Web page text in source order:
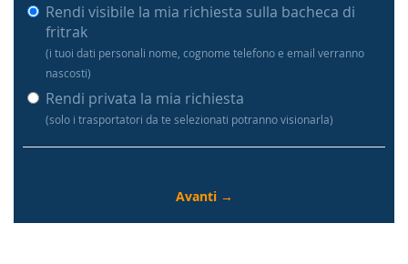
Rendi visibile la mia richiesta sulla bacheca di
fritrak
(i tuoi dati personali nome, cognome telefono e email verranno
nascosti)
Rendi privata la mia richiesta
(solo i trasportatori da te selezionati potranno visionarla)